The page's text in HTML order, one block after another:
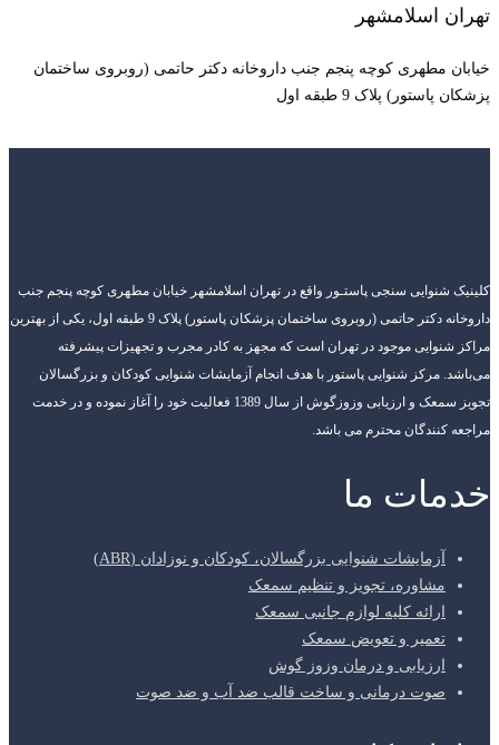
تهران اسلامشهر
خیابان مطهری کوچه پنجم جنب داروخانه دکتر حاتمی (روبروی ساختمان
پزشکان پاستور) پلاک 9 طبقه اول
کلینیک شنوایی سنجی پاستـور واقع در تهران اسلامشهر خیابان مطهری کوچه پنجم جنب
داروخانه دکتر حاتمی (روبروی ساختمان پزشکان پاستور) پلاک 9 طبقه اول، یکی از بهترین
مراکز شنوایی موجود در تهران است که مجهز به کادر مجرب و تجهیزات پیشرفته
می‌باشد. مرکز شنوایی پاستور با هدف انجام آزمایشات شنوایی کودکان و بزرگسالان
تجویز سمعک و ارزیابی وزوزگوش از سال 1389 فعالیت خود را آغاز نموده و در خدمت
مراجعه کنندگان محترم می باشد.
خدمات ما
آزمایشات شنوایی بزرگسالان، کودکان و نوزادان (ABR)
مشاوره، تجویز و تنظیم سمعک
ارائه کلیه لوازم جانبی سمعک
تعمیر و تعویض سمعک
ارزیابی و درمان وزوز گوش
صوت درمانی و ساخت قالب ضد آب و ضد صوت